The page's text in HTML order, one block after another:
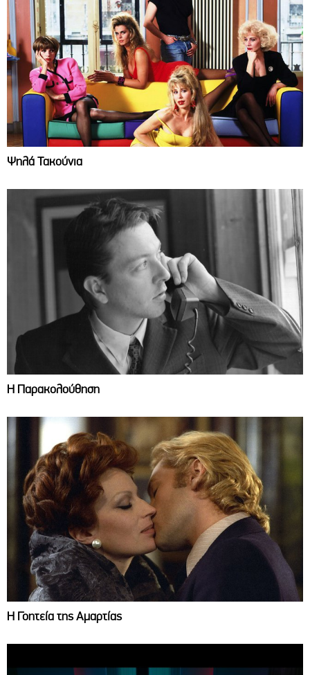
Ψηλά Τακούνια
Η Παρακολούθηση
Η Γοητεία της Αμαρτίας